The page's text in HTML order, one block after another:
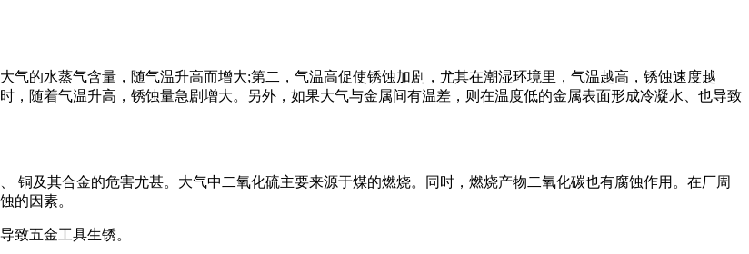
气的水蒸气含量，随气温升高而增大;第二，气温高促使锈蚀加剧，尤其在潮湿环境里，气温越高，锈蚀速度越
，随着气温升高，锈蚀量急剧增大。另外，如果大气与金属间有温差，则在温度低的金属表面形成冷凝水、也导致
铜及其合金的危害尤甚。大气中二氧化硫主要来源于煤的燃烧。同时，燃烧产物二氧化碳也有腐蚀作用。在厂周
的因素。
致五金工具生锈。